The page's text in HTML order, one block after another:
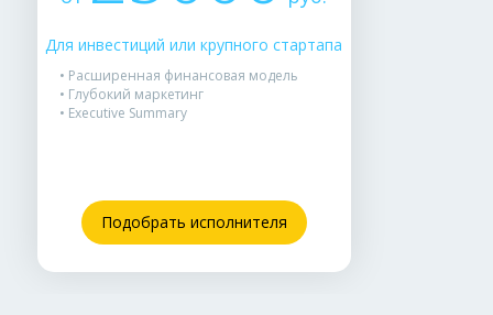
Для инвестиций или крупного стартапа
• Расширенная финансовая модель
• Глубокий маркетинг
• Executive Summary
Подобрать исполнителя